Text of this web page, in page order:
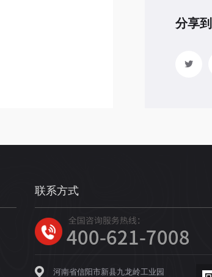
分享到
联系方式
河南省信阳市新县九龙岭工业园